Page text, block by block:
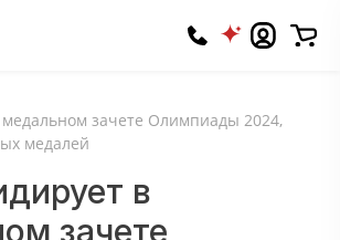
зачете Олимпиады 2024,
медалей
в
зачете